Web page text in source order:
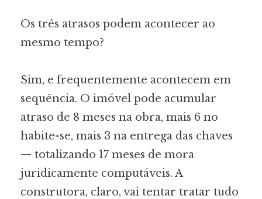
Os três atrasos podem acontecer ao
mesmo tempo?
Sim, e frequentemente acontecem em
sequência. O imóvel pode acumular
atraso de 8 meses na obra, mais 6 no
habite-se, mais 3 na entrega das chaves
— totalizando 17 meses de mora
juridicamente computáveis. A
construtora, claro, vai tentar tratar tudo